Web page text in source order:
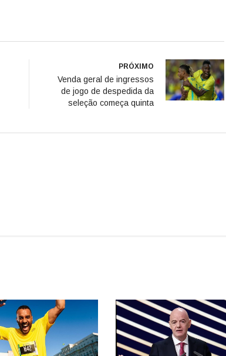
PRÓXIMO
Venda geral de ingressos
de jogo de despedida da
seleção começa quinta